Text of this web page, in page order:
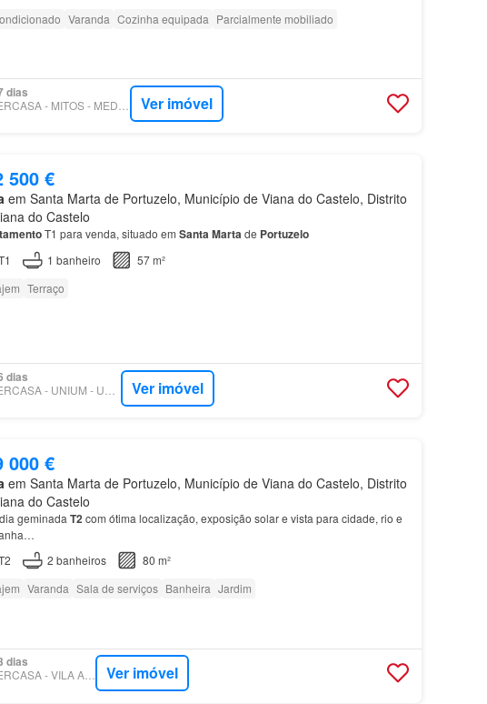
Varanda Cozinha equipada Parcialmente mobiliado
dias
Ver imóvel
500 €
em Santa Marta de Portuzelo, Município de Viana do Castelo, Distrito
do Castelo
T1 para venda, situado em SantaMartade Portuzelo
1 banheiro
57 m²
Terraço
dias
Ver imóvel
000 €
em Santa Marta de Portuzelo, Município de Viana do Castelo, Distrito
do Castelo
geminada T2com ótima localização, exposição solar e vista para cidade, rio e
2 banheiros
80 m²
Varanda Sala de serviços Banheira Jardim
dias
SUPERCASA - VILA ANDORINHA Ver imóvel